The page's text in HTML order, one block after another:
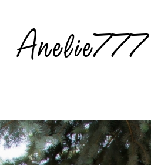
Anelie777